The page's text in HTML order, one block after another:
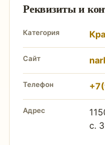
Реквизиты и
Категория
Сайт
Телефон
Адрес
с. 3